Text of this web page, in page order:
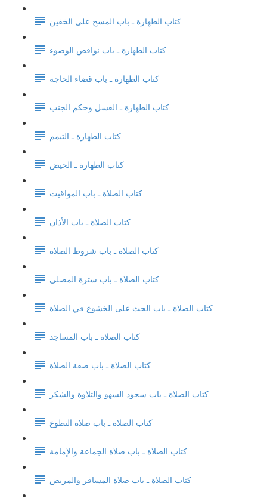
كتاب الطهارة ـ باب المسح على الخفين
كتاب الطهارة ـ باب نواقض الوضوء
كتاب الطهارة ـ باب قضاء الحاجة
كتاب الطهارة ـ الغسل وحكم الجنب
كتاب الطهارة ـ التيمم
كتاب الطهارة ـ الحيض
كتاب الصلاة ـ باب المواقيت
كتاب الصلاة ـ باب الأذان
كتاب الصلاة ـ باب شروط الصلاة
كتاب الصلاة ـ باب سترة المصلي
كتاب الصلاة ـ باب الحث على الخشوع في الصلاة
كتاب الصلاة ـ باب المساجد
كتاب الصلاة ـ باب صفة الصلاة
كتاب الصلاة ـ باب سجود السهو والتلاوة والشكر
كتاب الصلاة ـ باب صلاة التطوع
كتاب الصلاة ـ باب صلاة الجماعة والإمامة
كتاب الصلاة ـ باب صلاة المسافر والمريض